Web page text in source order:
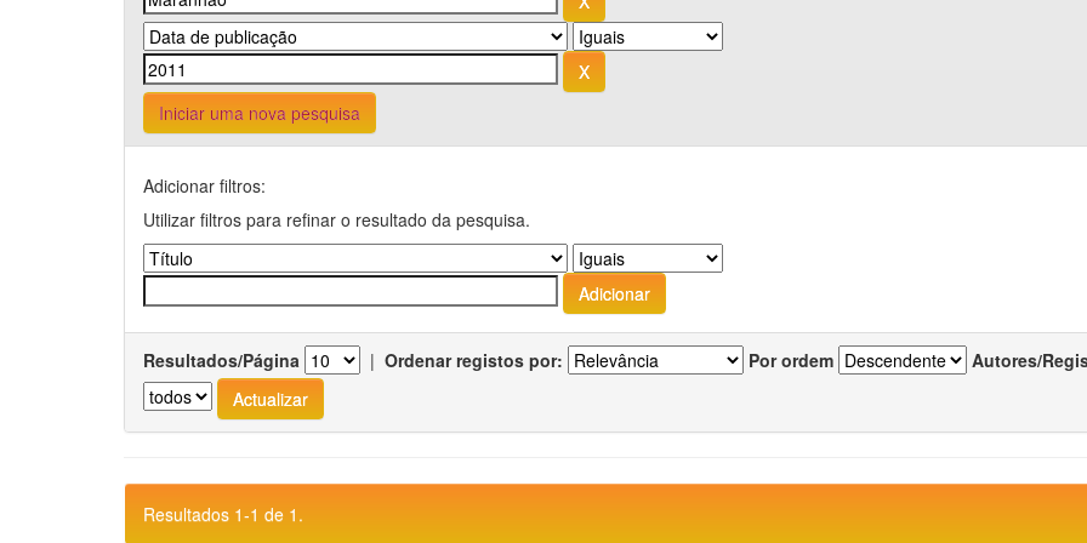
Iniciar uma nova pesquisa
Adicionar filtros:
Utilizar filtros para refinar o resultado da pesquisa.
Resultados/Página | Ordenar registos por: Por ordem Autores/
Resultados 1-1 de 1.